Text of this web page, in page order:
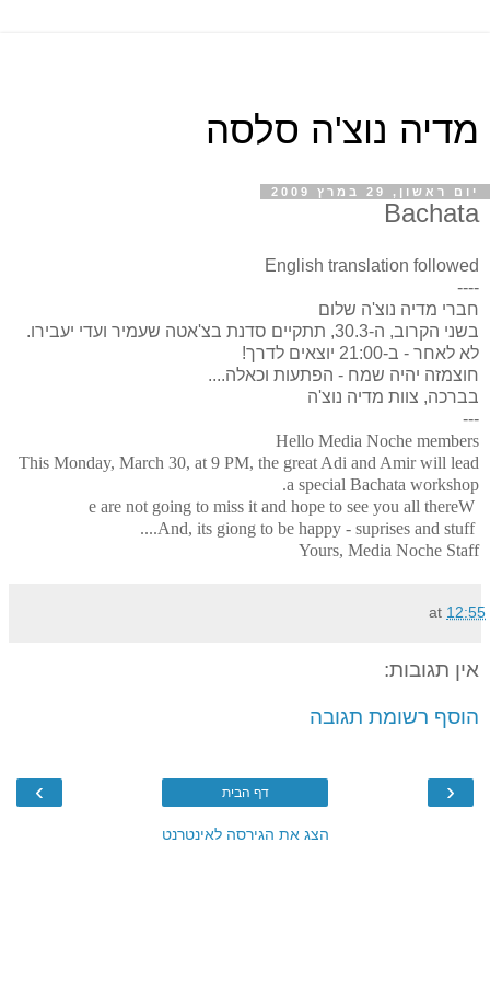
מדיה נוצ'ה סלסה
יום ראשון, 29 במרץ 2009
Bachata
English translation followed
----
חברי מדיה נוצ'ה שלום
בשני הקרוב, ה-30.3, תתקיים סדנת בצ'אטה שעמיר ועדי יעבירו.
לא לאחר - ב-21:00 יוצאים לדרך!
חוצמזה יהיה שמח - הפתעות וכאלה....
בברכה, צוות מדיה נוצ'ה
---
Hello Media Noche members
This Monday, March 30, at 9 PM, the great Adi and Amir will lead
a special Bachata workshop
.
e are not going to miss it and hope to see you all there
And, its giong to be happy - suprises and stuff....
Yours, Media Noche Staff
at 12:55
אין תגובות:
הוסף רשומת תגובה
‹
› דף הבית
הצג את הגירסה לאינטרנט